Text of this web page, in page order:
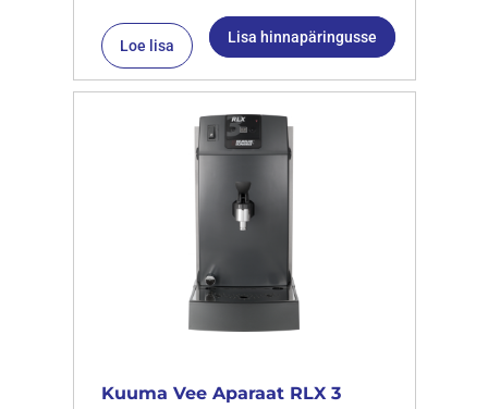
Loe lisa Lisa hinnapäringusse
Kuuma Vee Aparaat RLX 3